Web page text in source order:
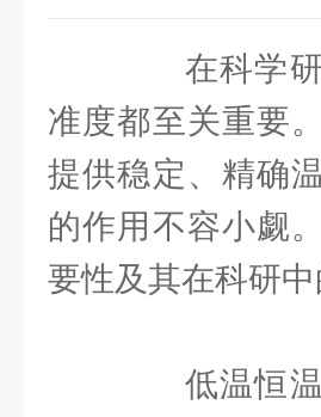
在科学研
准度都至关重要。
提供稳定、精确
的作用不容小觑
要性及其在科研中
低温恒温